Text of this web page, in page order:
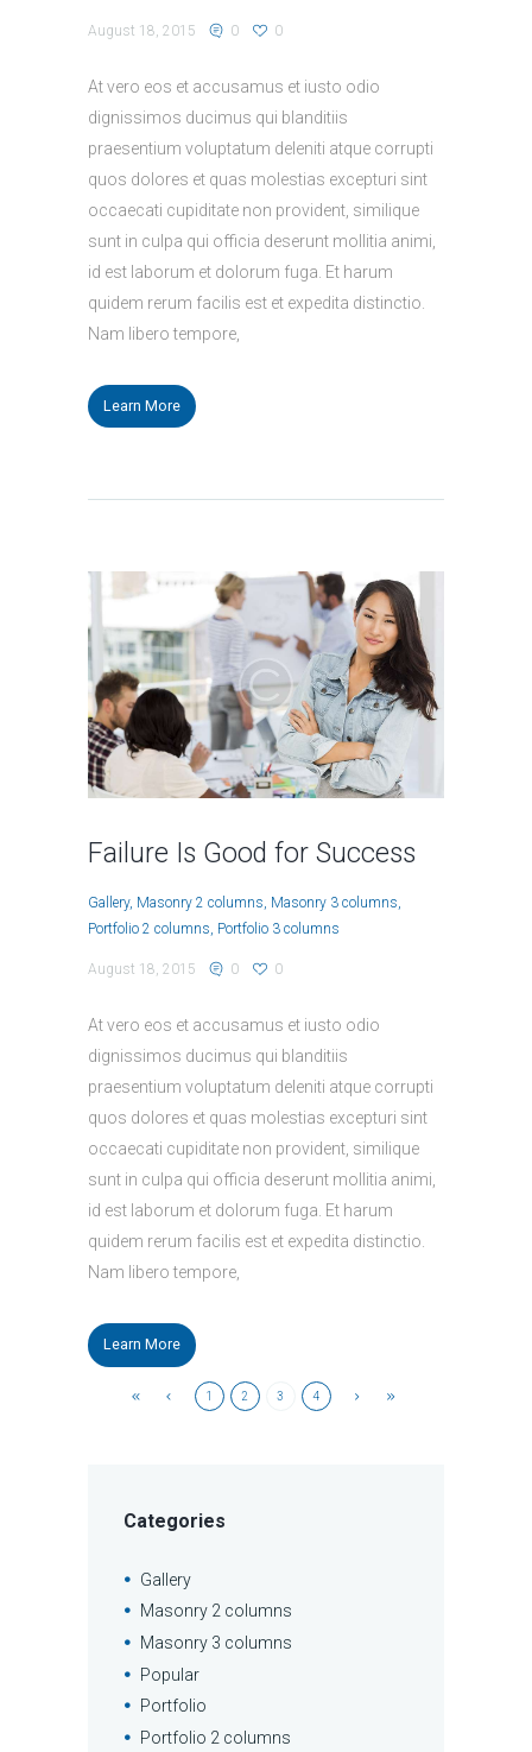
August 18, 2015 0 0
At vero eos et accusamus et iusto odio
dignissimos ducimus qui blanditiis
praesentium voluptatum deleniti atque corrupti
quos dolores et quas molestias excepturi sint
occaecati cupiditate non provident, similique
sunt in culpa qui officia deserunt mollitia animi,
id est laborum et dolorum fuga. Et harum
quidem rerum facilis est et expedita distinctio.
Nam libero tempore,
Learn More
Failure Is Good for Success
Gallery Masonry 2 columns Masonry 3 columns
Portfolio 2 columns Portfolio 3 columns
August 18, 2015 0 0
At vero eos et accusamus et iusto odio
dignissimos ducimus qui blanditiis
praesentium voluptatum deleniti atque corrupti
quos dolores et quas molestias excepturi sint
occaecati cupiditate non provident, similique
sunt in culpa qui officia deserunt mollitia animi,
id est laborum et dolorum fuga. Et harum
quidem rerum facilis est et expedita distinctio.
Nam libero tempore,
Learn More
1 2 3 4
Categories
Gallery
Masonry 2 columns
Masonry 3 columns
Popular
Portfolio
Portfolio 2 columns